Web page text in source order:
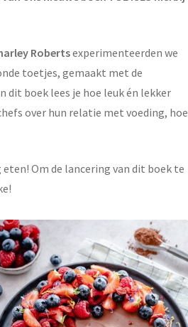
Robertsexperimenteerden we
toetjes, gemaakt met de
dit boek lees je hoe leuk én lekker
over hun relatie met voeding, hoe
Om de lancering van dit boek te